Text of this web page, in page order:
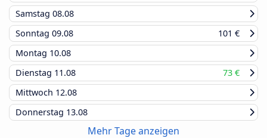
Samstag 08.08
Sonntag 09.08
101 €
Montag 10.08
Dienstag 11.08
73 €
Mittwoch 12.08
Donnerstag 13.08
Mehr Tage anzeigen